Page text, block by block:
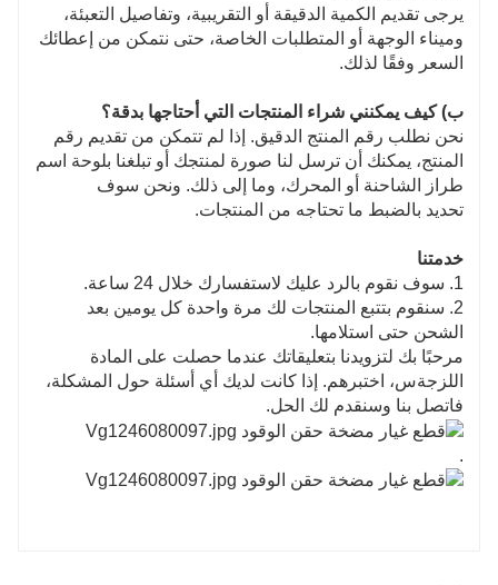
يرجى تقديم الكمية الدقيقة أو التقريبية، وتفاصيل التعبئة،
وميناء الوجهة أو المتطلبات الخاصة، حتى نتمكن من إعطائك
السعر وفقًا لذلك.
ب) كيف يمكنني شراء المنتجات التي أحتاجها بدقة؟
نحن نطلب رقم المنتج الدقيق. إذا لم تتمكن من تقديم رقم
المنتج، يمكنك أن ترسل لنا صورة لمنتجك أو تبلغنا بلوحة اسم
طراز الشاحنة أو المحرك، وما إلى ذلك. ونحن سوف
تحديد بالضبط ما تحتاجه من المنتجات.
خدمتنا
1. سوف نقوم بالرد عليك لاستفسارك خلال 24 ساعة.
2. سنقوم بتتبع المنتجات لك مرة واحدة كل يومين بعد
الشحن حتى استلامها.
مرحبًا بك لتزويدنا بتعليقاتك عندما حصلت على المادة
اللزجةس، اختبرهم. إذا كانت لديك أي أسئلة حول المشكلة،
فاتصل بنا وسنقدم لك الحل.
.